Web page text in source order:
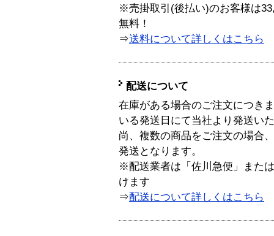
※売掛取引(後払い)のお客様は
無料！
⇒送料について詳しくはこちら
配送について
在庫がある場合のご注文につき
いる発送日にて当社より発送い
尚、複数の商品をご注文の場合
発送となります。
※配送業者は「佐川急便」また
けます
⇒配送について詳しくはこちら